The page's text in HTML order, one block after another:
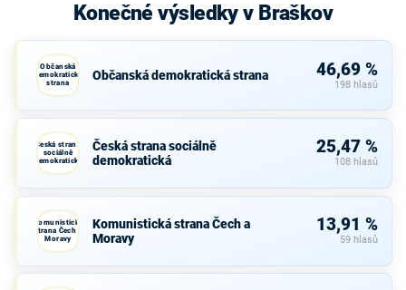
Konečné výsledky v Braškov
Občanská
demokratická
strana
Občanská demokratická strana 46,69 %
198 hlasů
Česká strana
sociálně
demokratická
Česká strana sociálně
demokratická
25,47 %
108 hlasů
Komunistická
strana Čech a
Moravy
Komunistická strana Čech a
Moravy
13,91 %
59 hlasů